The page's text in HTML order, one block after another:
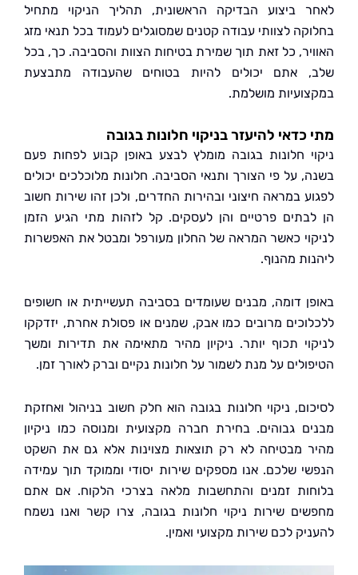
ביצוע הבדיקה הראשונית, תהליך הניקוי מתחיל
לצוותי עבודה קטנים שמסוגלים לעמוד בכל תנאי מזג
כל זאת תוך שמירת בטיחות הצוות והסביבה. כך, בכל
אתם יכולים להיות בטוחים שהעבודה מתבצעת
מושלמת.
להיעזר בניקוי חלונות בגובה
חלונות בגובה מומלץ לבצע באופן קבוע לפחות פעם
על פי הצורך ותנאי הסביבה. חלונות מלוכלכים יכולים
במראה חיצוני ובהירות החדרים, ולכן זהו שירות חשוב
פרטיים והן לעסקים. קל לזהות מתי הגיע הזמן
כאשר המראה של החלון מעורפל ומבטל את האפשרות
מהנוף.
דומה, מבנים שעומדים בסביבה תעשייתית או חשופים
מרובים כמו אבק, שמנים או פסולת אחרת, יזדקקו
תכוף יותר. ניקיון מהיר מתאימה את תדירות ומשך
על מנת לשמור על חלונות נקיים וברק לאורך זמן.
ניקוי חלונות בגובה הוא חלק חשוב בניהול ואחזקת
גבוהים. בחירת חברה מקצועית ומנוסה כמו ניקיון
מבטיחה לא רק תוצאות מצוינות אלא גם את השקט
שלכם. אנו מספקים שירות יסודי וממוקד תוך עמידה
זמנים והתחשבות מלאה בצרכי הלקוח. אם אתם
שירות ניקוי חלונות בגובה, צרו קשר ואנו נשמח
לכם שירות מקצועי ואמין.